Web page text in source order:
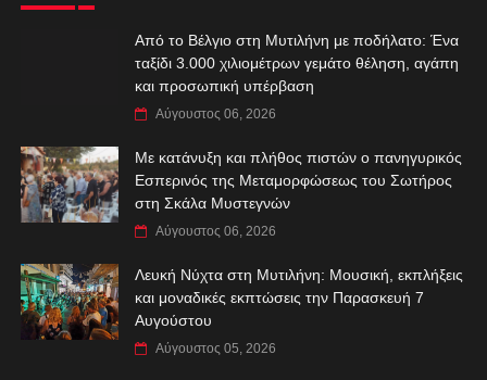
Από το Βέλγιο στη Μυτιλήνη με ποδήλατο: Ένα
ταξίδι 3.000 χιλιομέτρων γεμάτο θέληση, αγάπη
και προσωπική υπέρβαση
Αύγουστος 06, 2026
Με κατάνυξη και πλήθος πιστών ο πανηγυρικός
Εσπερινός της Μεταμορφώσεως του Σωτήρος
στη Σκάλα Μυστεγνών
Αύγουστος 06, 2026
Λευκή Νύχτα στη Μυτιλήνη: Μουσική, εκπλήξεις
και μοναδικές εκπτώσεις την Παρασκευή 7
Αυγούστου
Αύγουστος 05, 2026